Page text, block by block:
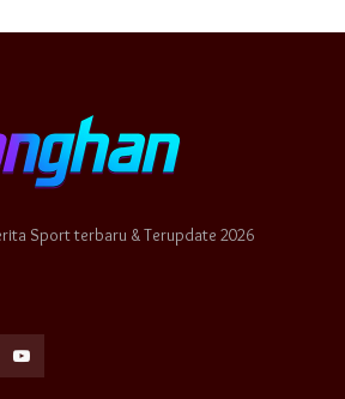
Sport terbaru & Terupdate 2026